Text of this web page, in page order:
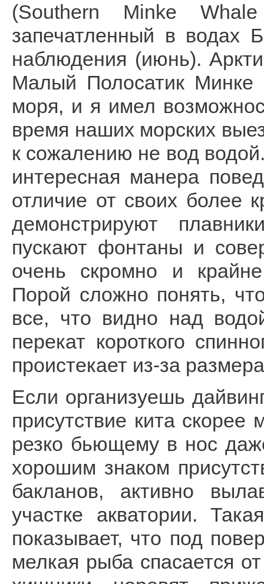
(Southern Minke
запечатленный в водах
наблюдения (июнь).
Малый Полосатик Минке
моря, и я имел
время наших морских
к сожалению не вод
интересная манера
отличие от своих более
демонстрируют
пускают фонтаны и
очень скромно и
Порой сложно понять,
все, что видно над
перекат короткого
проистекает из-за
Если организуешь
присутствие кита
резко бьющему в нос
хорошим знаком
бакланов, активно
участке акватории.
показывает, что под
мелкая рыба спасается